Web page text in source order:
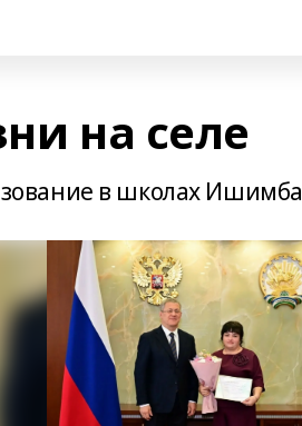
на селе
в школах